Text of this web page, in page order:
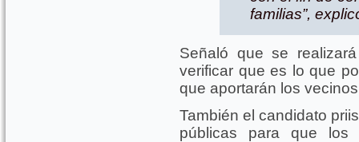
familias”,
Señaló que se
verificar que es lo que
que aportarán los
También el candidato
públicas para que